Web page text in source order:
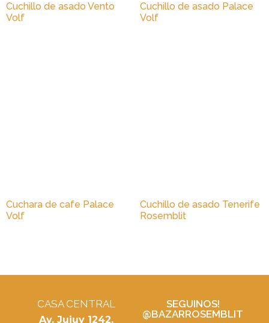
Cuchillo de asado Vento
Volf
Cuchillo de asado Palace
Volf
Cuchara de cafe Palace
Volf
Cuchillo de asado Tenerife
Rosemblit
CASA CENTRAL
Av. Jujuy 1242,
SEGUINOS!
@BAZARROSEMBLIT